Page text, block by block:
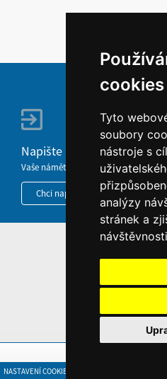
cookies
Tyto
soubory
nástroje s
analýzy
stránek a
NASTAVENÍ COOKIES
Napište nám
Vaše náměty, komentáře, připomínky
Chci napsat MKČR